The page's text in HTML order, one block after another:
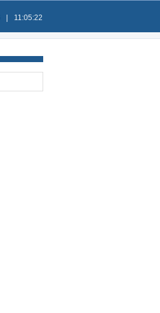
11:05:22